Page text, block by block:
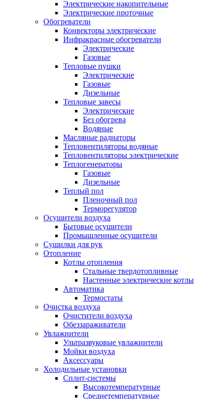
Электрические накопительные
Электрические проточные
Обогреватели
Конвекторы электрические
Инфракрасные обогреватели
Электрические
Газовые
Тепловые пушки
Электрические
Газовые
Дизельные
Тепловые завесы
Электрические
Без обогрева
Водяные
Масляные радиаторы
Тепловентиляторы водяные
Тепловентиляторы электрические
Теплогенераторы
Газовые
Дизельные
Теплый пол
Пленочный пол
Терморегулятор
Осушители воздуха
Бытовые осушители
Промышленные осушители
Сушилки для рук
Отопление
Котлы отопления
Стальные твердотопливные
Настенные электрические котлы
Автоматика
Термостаты
Очистка воздуха
Очистители воздуха
Обеззараживатели
Увлажнители
Ультразвуковые увлажнители
Мойки воздуха
Аксессуары
Холодильные установки
Сплит-системы
Высокотемпературные
Среднетемпературные